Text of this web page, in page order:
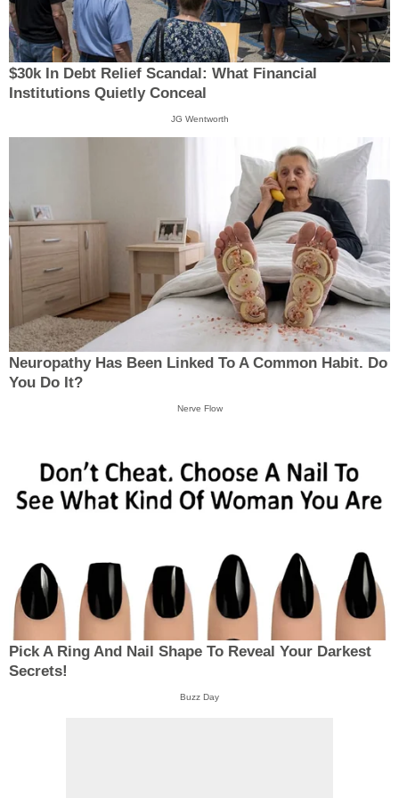
$30k In Debt Relief Scandal: What Financial
Institutions Quietly Conceal
JG Wentworth
Neuropathy Has Been Linked To A Common Habit. Do
You Do It?
Nerve Flow
Pick A Ring And Nail Shape To Reveal Your Darkest
Secrets!
Buzz Day